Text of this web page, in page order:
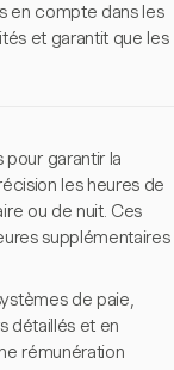
en compte dans les
et garantit que les
garantir la
les heures de
ou de nuit. Ces
supplémentaires
de paie,
détaillés et en
rémunération